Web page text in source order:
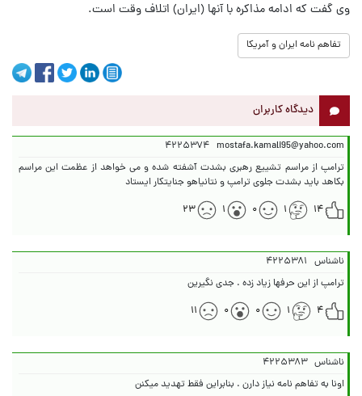
وی گفت که ادامه مذاکره با آنها (ایران) اتلاف وقت است.
تفاهم نامه ایران و آمریکا
دیدگاه کاربران
mostafa.kamali95@yahoo.com ۴۲۲۵۳۷۴
ترامپ از مراسم تشییع رهبری بشدت آشفته شده و می خواهد از عظمت این مراسم
بکاهد باید بشدت جلوی ترامپ و نتانیاهو جنایتکار ایستاد
۱۴
۱ ۰ ۱ ۲۳
ناشناس ۴۲۲۵۳۸۱
ترامپ از این حرفها زیاد زده . جدی نگیرین
۴
۱ ۰ ۰ ۱۱
ناشناس ۴۲۲۵۳۸۳
اونا به تفاهم نامه نیاز دارن . بنابراین فقط تهدید میکنن